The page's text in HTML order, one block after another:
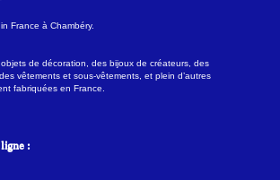
France à Chambéry.
de décoration, des bijoux de créateurs, des
vêtements et sous-vêtements, et plein d’autres
fabriquées en France.
: